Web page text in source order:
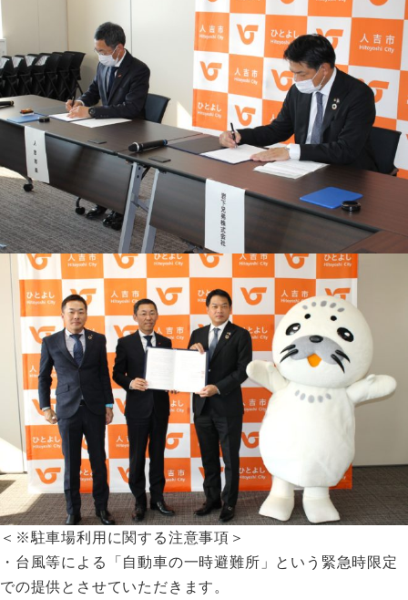
＜※駐車場利用に関する注意事項＞
・台風等による「自動車の一時避難所」という緊急時限定
での提供とさせていただきます。